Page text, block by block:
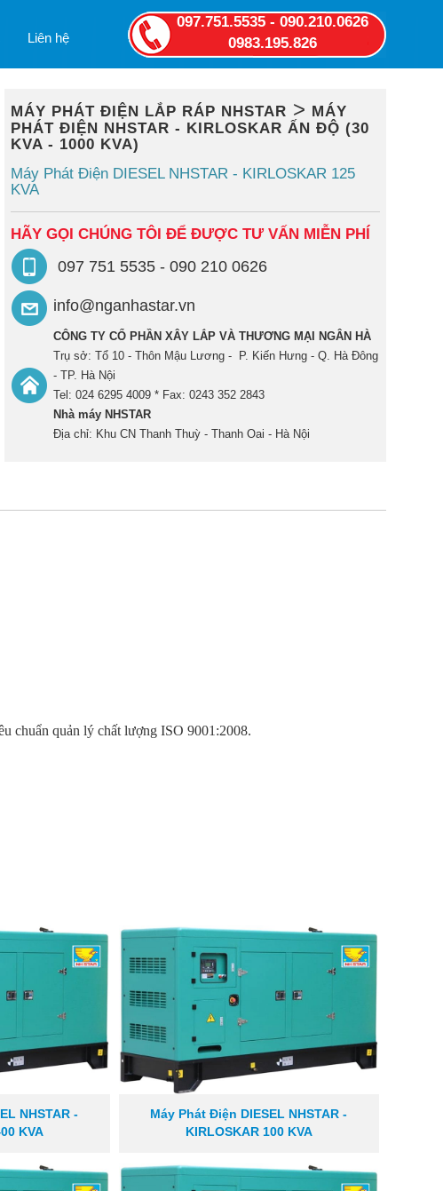
Liên hệ
097.751.5535 - 090.210.0626
0983.195.826
MÁY PHÁT ĐIỆN LẮP RÁP NHSTAR > MÁY
PHÁT ĐIỆN NHSTAR - KIRLOSKAR ẤN ĐỘ (30
KVA - 1000 KVA)
Máy Phát Điện DIESEL NHSTAR - KIRLOSKAR 125
KVA
HÃY GỌI CHÚNG TÔI ĐỂ ĐƯỢC TƯ VẤN MIỄN PHÍ
097 751 5535 - 090 210 0626
info@nganhastar.vn
CÔNG TY CỔ PHẦN XÂY LẮP VÀ THƯƠNG MẠI NGÂN HÀ
Trụ sở: Tổ 10 - Thôn Mậu Lương - P. Kiến Hưng - Q. Hà Đông
- TP. Hà Nội
Tel: 024 6295 4009 * Fax: 0243 352 2843
Nhà máy NHSTAR
Địa chỉ: Khu CN Thanh Thuỳ - Thanh Oai - Hà Nội
chuẩn quản lý chất lượng ISO 9001:2008.
NHSTAR -
KVA
Máy Phát Điện DIESEL NHSTAR -
KIRLOSKAR 100 KVA